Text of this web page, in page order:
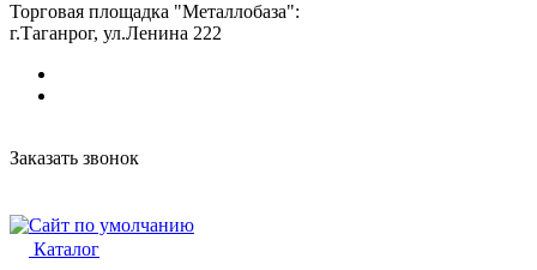
Торговая площадка "Металлобаза":
г.Таганрог, ул.Ленина 222
Заказать звонок
Каталог